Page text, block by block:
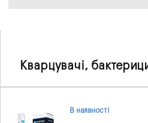
Кварцувачі,
В наявності